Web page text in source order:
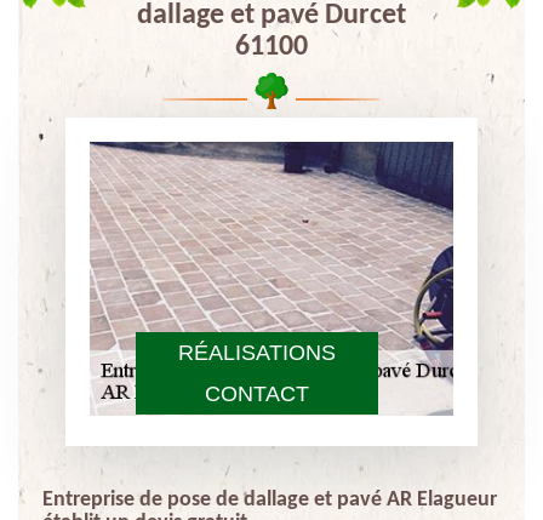
RÉALISATIONS
CONTACT
dallage et pavé Durcet
61100
Entreprise de pose de dallage et pavé AR Elagueur